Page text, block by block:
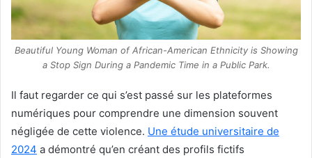
Beautiful Young Woman of African-American Ethnicity is Showing
a Stop Sign During a Pandemic Time in a Public Park.
Il faut regarder ce qui s’est passé sur les plateformes
numériques pour comprendre une dimension souvent
négligée de cette violence. Une étude universitaire de
2024 a démontré qu’en créant des profils fictifs